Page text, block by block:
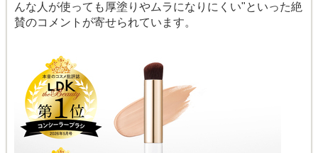
んな人が使っても厚塗りやムラになりにくい"といった絶
賛のコメントが寄せられています。